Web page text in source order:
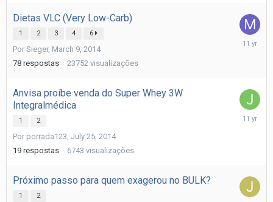
Dietas VLC (Very Low-Carb)
1 2 3 4 6
Por Sieger, March 9, 2014
78 respostas 23752 visualizações
Anvisa proíbe venda do Super Whey 3W
Integralmédica
1 2
Por porrada123 July 25, 2014
19 respostas 6743 visualizações
October
Próximo passo para quem exagerou no BULK?
1 2